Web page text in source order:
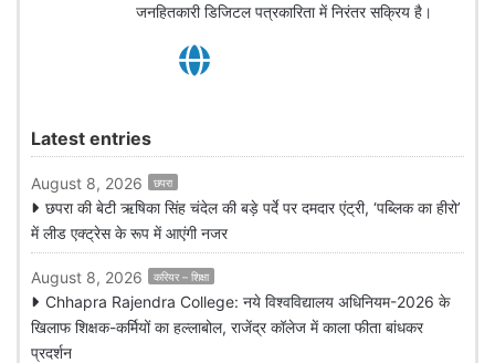
जनहितकारी डिजिटल पत्रकारिता में निरंतर सक्रिय है।
Latest entries
August 8, 2026 छपरा
छपरा की बेटी ऋषिका सिंह चंदेल की बड़े पर्दे पर दमदार एंट्री, ‘पब्लिक का हीरो’
में लीड एक्ट्रेस के रूप में आएंगी नजर
August 8, 2026 करियर – शिक्षा
Chhapra Rajendra College: नये विश्वविद्यालय अधिनियम-2026 के
खिलाफ शिक्षक-कर्मियों का हल्लाबोल, राजेंद्र कॉलेज में काला फीता बांधकर
प्रदर्शन